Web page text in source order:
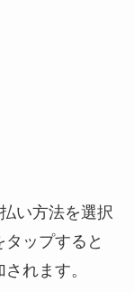
い方法を選択
ップすると
れます。